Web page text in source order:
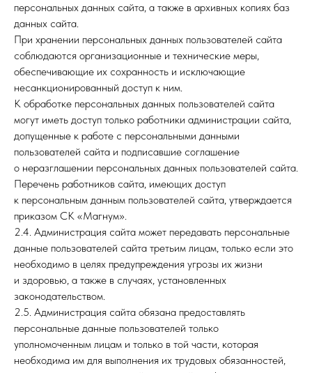
персональных данных сайта, а также в архивных копиях баз
данных сайта.
При хранении персональных данных пользователей сайта
соблюдаются организационные и технические меры,
обеспечивающие их сохранность и исключающие
несанкционированный доступ к ним.
К обработке персональных данных пользователей сайта
могут иметь доступ только работники администрации сайта,
допущенные к работе с персональными данными
пользователей сайта и подписавшие соглашение
о неразглашении персональных данных пользователей сайта.
Перечень работников сайта, имеющих доступ
к персональным данным пользователей сайта, утверждается
приказом СК «Магнум».
2.4. Администрация сайта может передавать персональные
данные пользователей сайта третьим лицам, только если это
необходимо в целях предупреждения угрозы их жизни
и здоровью, а также в случаях, установленных
законодательством.
2.5. Администрация сайта обязана предоставлять
персональные данные пользователей только
уполномоченным лицам и только в той части, которая
необходима им для выполнения их трудовых обязанностей,